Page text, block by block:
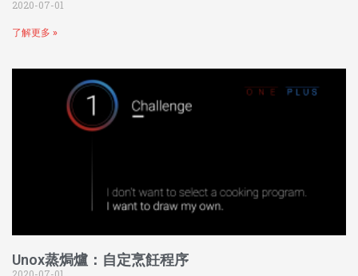
2020-07-01
了解更多 »
Unox蒸焗爐：自定烹飪程序